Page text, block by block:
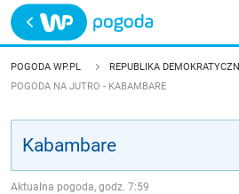
Trwa ładowanie
POLSKA
POGODA WP.PL
REPUBLIKA
POGODA NA JUTRO - KABAMBARE
Aktualna pogoda, godz. 7:59